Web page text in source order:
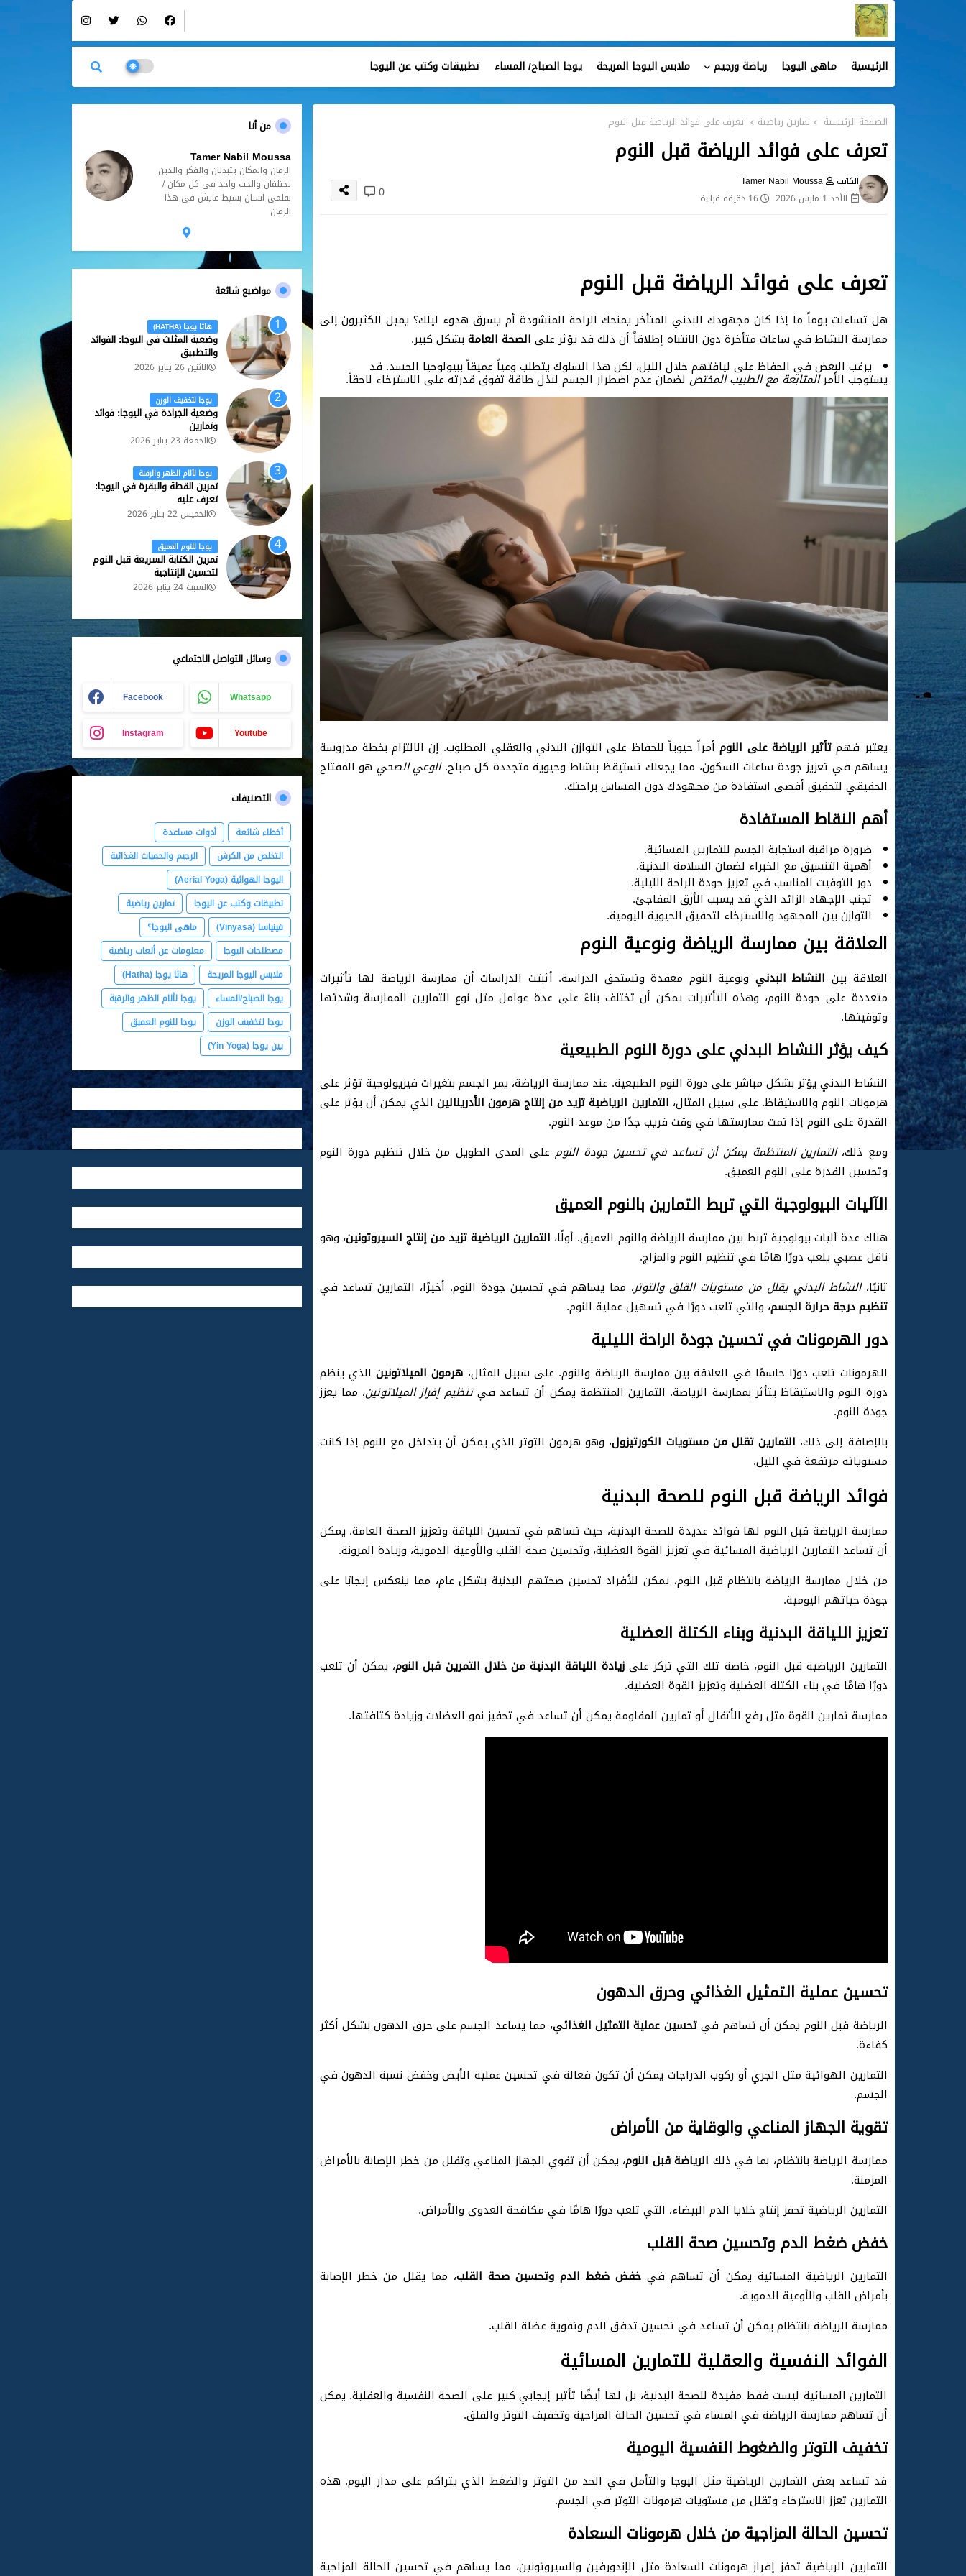
الرئيسية ماهى اليوجا رياضة ورجيم ملابس اليوجا المريحة يوجا الصباح/ المساء تطبيقات وكتب عن اليوجا
الصفحة الرئيسية تمارين رياضية تعرف على فوائد الرياضة قبل النوم
تعرف على فوائد الرياضة قبل النوم
الكاتب
Tamer Nabil Moussa
الأحد 1 مارس 2026
16 دقيقة قراءة 0
تعرف على فوائد الرياضة قبل النوم
هل تساءلت يوماً ما إذا كان مجهودك البدني المتأخر يمنحك الراحة المنشودة أم يسرق هدوء ليلك؟ يميل الكثيرون إلى
ممارسة النشاط في ساعات متأخرة دون الانتباه إطلاقاً أن ذلك قد يؤثر على الصحة العامة بشكل كبير.
يرغب البعض في الحفاظ على لياقتهم خلال الليل، لكن هذا السلوك يتطلب وعياً عميقاً ببيولوجيا الجسد. قد
يستوجب الأمرالمتابعة مع الطبيب المختص لضمان عدم اضطرار الجسم لبذل طاقة تفوق قدرته على الاسترخاء لاحقاً.
يعتبر فهم تأثير الرياضة على النومأمراً حيوياً للحفاظ على التوازن البدني والعقلي المطلوب. إن الالتزام بخطة مدروسة
يساهم في تعزيز جودة ساعات السكون، مما يجعلك تستيقظ بنشاط وحيوية متجددة كل صباح.الوعي الصحي هو المفتاح
الحقيقي لتحقيق أقصى استفادة من مجهودك دون المساس براحتك.
أهم النقاط المستفادة
ضرورة مراقبة استجابة الجسم للتمارين المسائية.
أهمية التنسيق مع الخبراء لضمان السلامة البدنية.
دور التوقيت المناسب في تعزيز جودة الراحة الليلية.
تجنب الإجهاد الزائد الذي قد يسبب الأرق المفاجئ.
التوازن بين المجهود والاسترخاء لتحقيق الحيوية اليومية.
العلاقة بين ممارسة الرياضة ونوعية النوم
العلاقة بين النشاط البدني ونوعية النوم معقدة وتستحق الدراسة. أثبتت الدراسات أن ممارسة الرياضة لها تأثيرات
متعددة على جودة النوم، وهذه التأثيرات يمكن أن تختلف بناءً على عدة عوامل مثل نوع التمارين الممارسة وشدتها
وتوقيتها.
كيف يؤثر النشاط البدني على دورة النوم الطبيعية
النشاط البدني يؤثر بشكل مباشر على دورة النوم الطبيعية. عند ممارسة الرياضة، يمر الجسم بتغيرات فيزيولوجية تؤثر على
هرمونات النوم والاستيقاظ. على سبيل المثال، التمارين الرياضية تزيد من إنتاج هرمون الأدرينالين الذي يمكن أن يؤثر على
القدرة على النوم إذا تمت ممارستها في وقت قريب جدًا من موعد النوم.
ومع ذلك،التمارين المنتظمة يمكن أن تساعد في تحسين جودة النومعلى المدى الطويل من خلال تنظيم دورة النوم
وتحسين القدرة على النوم العميق.
الآليات البيولوجية التي تربط التمارين بالنوم العميق
هناك عدة آليات بيولوجية تربط بين ممارسة الرياضة والنوم العميق. أولًا، التمارين الرياضية تزيد من إنتاج السيروتونين، وهو
ناقل عصبي يلعب دورًا هامًا في تنظيم النوم والمزاج.
ثانيًا،النشاط البدني يقلل من مستويات القلق والتوتر، مما يساهم في تحسين جودة النوم. أخيرًا، التمارين تساعد في
تنظيم درجة حرارة الجسم، والتي تلعب دورًا في تسهيل عملية النوم.
دور الهرمونات في تحسين جودة الراحة الليلية
الهرمونات تلعب دورًا حاسمًا في العلاقة بين ممارسة الرياضة والنوم. على سبيل المثال، هرمون الميلاتونين الذي ينظم
دورة النوم والاستيقاظ يتأثر بممارسة الرياضة. التمارين المنتظمة يمكن أن تساعد فيتنظيم إفراز الميلاتونين، مما يعزز
جودة النوم.
بالإضافة إلى ذلك، التمارين تقلل من مستويات الكورتيزول، وهو هرمون التوتر الذي يمكن أن يتداخل مع النوم إذا كانت
مستوياته مرتفعة في الليل.
فوائد الرياضة قبل النوم للصحة البدنية
ممارسة الرياضة قبل النوم لها فوائد عديدة للصحة البدنية، حيث تساهم في تحسين اللياقة وتعزيز الصحة العامة. يمكن
أن تساعد التمارين الرياضية المسائية في تعزيز القوة العضلية، وتحسين صحة القلب والأوعية الدموية، وزيادة المرونة.
من خلال ممارسة الرياضة بانتظام قبل النوم، يمكن للأفراد تحسين صحتهم البدنية بشكل عام، مما ينعكس إيجابًا على
جودة حياتهم اليومية.
تعزيز اللياقة البدنية وبناء الكتلة العضلية
التمارين الرياضية قبل النوم، خاصة تلك التي تركز على زيادة اللياقة البدنية من خلال التمرين قبل النوم، يمكن أن تلعب
دورًا هامًا في بناء الكتلة العضلية وتعزيز القوة العضلية.
ممارسة تمارين القوة مثل رفع الأثقال أو تمارين المقاومة يمكن أن تساعد في تحفيز نمو العضلات وزيادة كثافتها.
تحسين عملية التمثيل الغذائي وحرق الدهون
الرياضة قبل النوم يمكن أن تساهم فيتحسين عملية التمثيل الغذائي، مما يساعد الجسم على حرق الدهون بشكل أكثر
كفاءة.
التمارين الهوائية مثل الجري أو ركوب الدراجات يمكن أن تكون فعالة في تحسين عملية الأيض وخفض نسبة الدهون في
الجسم.
تقوية الجهاز المناعي والوقاية من الأمراض
ممارسة الرياضة بانتظام، بما في ذلك الرياضة قبل النوم، يمكن أن تقوي الجهاز المناعي وتقلل من خطر الإصابة بالأمراض
المزمنة.
التمارين الرياضية تحفز إنتاج خلايا الدم البيضاء، التي تلعب دورًا هامًا في مكافحة العدوى والأمراض.
خفض ضغط الدم وتحسين صحة القلب
التمارين الرياضية المسائية يمكن أن تساهم في خفض ضغط الدم وتحسين صحة القلب، مما يقلل من خطر الإصابة
بأمراض القلب والأوعية الدموية.
ممارسة الرياضة بانتظام يمكن أن تساعد في تحسين تدفق الدم وتقوية عضلة القلب.
الفوائد النفسية والعقلية للتمارين المسائية
التمارين المسائية ليست فقط مفيدة للصحة البدنية، بل لها أيضًا تأثير إيجابي كبير على الصحة النفسية والعقلية. يمكن
أن تساهم ممارسة الرياضة في المساء في تحسين الحالة المزاجية وتخفيف التوتر والقلق.
تخفيف التوتر والضغوط النفسية اليومية
قد تساعد بعض التمارين الرياضية مثل اليوجا والتأمل في الحد من التوتر والضغط الذي يتراكم على مدار اليوم. هذه
التمارين تعزز الاسترخاء وتقلل من مستويات هرمونات التوتر في الجسم.
تحسين الحالة المزاجية من خلال هرمونات السعادة
التمارين الرياضية تحفز إفراز هرمونات السعادة مثل الإندورفين والسيروتونين، مما يساهم في تحسين الحالة المزاجية
من أنا
Tamer Nabil Moussa
الزمان والمكان يتبدلان والفكر والدين
يختلفان والحب واحد فى كل مكان /
بقلمى انسان بسيط عايش فى هذا
الزمان
مواضيع شائعة
هاثا يوجا (HATHA)
وضعية المثلث في اليوجا: الفوائد
والتطبيق
الاثنين 26 يناير 2026
يوجا لتخفيف الوزن
وضعية الجرادة في اليوجا: فوائد
وتمارين
الجمعة 23 يناير 2026
يوجا لألام الظهر والرقبة
تمرين القطة والبقرة في اليوجا:
تعرف عليه
الخميس 22 يناير 2026
يوجا للنوم العميق
تمرين الكتابة السريعة قبل النوم
لتحسين الإنتاجية
السبت 24 يناير 2026
وسائل التواصل الاجتماعي
Facebook Whatsapp
Instagram Youtube
التصنيفات
أخطاء شائعة
أدوات مساعدة
التخلص من الكرش
الرجيم والحميات الغذائية
اليوجا الهوائية (Aerial Yoga)
تطبيقات وكتب عن اليوجا
تمارين رياضية
فينياسا (Vinyasa)
ماهى اليوجا؟
مصطلحات اليوجا
معلومات عن ألعاب رياضية
ملابس اليوجا المريحة
هاثا يوجا (Hatha)
يوجا الصباح/المساء
يوجا لألام الظهر والرقبة
يوجا لتخفيف الوزن
يوجا للنوم العميق
يين يوجا (Yin Yoga)